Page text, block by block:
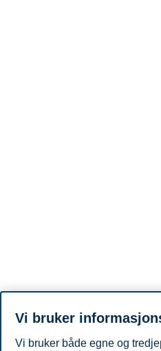
Vi bruker
Vi bruker både egne og